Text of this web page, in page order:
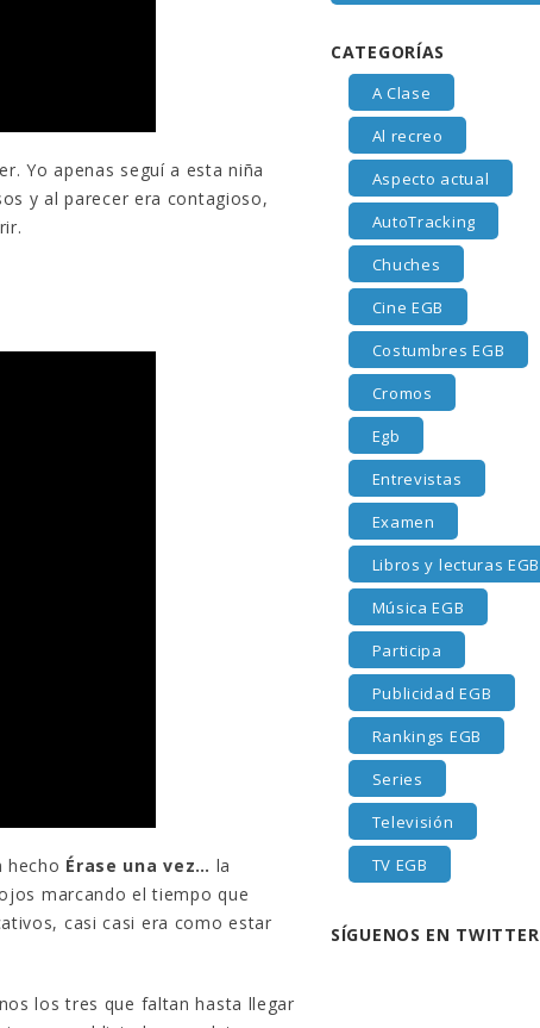
Yo apenas seguí a esta niña
y al parecer era contagioso,
hecho Érase una vez… la
marcando el tiempo que
casi casi era como estar
los tres que faltan hasta llegar
CATEGORÍAS
A Clase
Al recreo
Aspecto actual
AutoTracking
Chuches
Cine EGB
Costumbres EGB
Cromos
Egb
Entrevistas
Examen
Libros y lecturas EGB
Música EGB
Participa
Publicidad EGB
Rankings EGB
Series
Televisión
TV EGB
SÍGUENOS EN TWITTER